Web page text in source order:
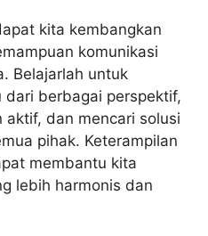
kita kembangkan
komunikasi
Belajarlah untuk
dari berbagai perspektif,
aktif, dan mencari solusi
pihak. Keterampilan
membantu kita
lebih harmonis dan